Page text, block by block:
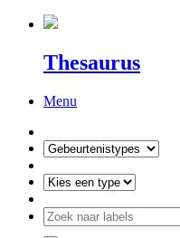
Thesaurus
Menu